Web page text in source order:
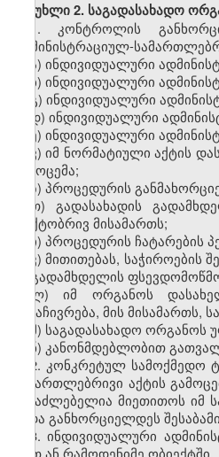
მუხლი2. საგადასახადო
1. კონტროლის
ადმინისტრაციულ-
ა) ინდივიდუალური
ბ) ინდივიდუალური
გ) ინდივიდუალური
დ) ინდივიდუალური
ე) ინდივიდუალური
ვ)იმ ნორმატიული აქტის
გამოცემა;
ზ) პროცედურის
თ) გადასახადის
ფაქტობრივ მისამართს;
ი) პროცედურის ჩატარების
კ)მითითებას, საჭიროების
გადამხდელის
ლ)იმ ორგანოს
გასაჩივრება, მის მისამართს,
მ) საგადასახადო ორგანოს
ნ) კანონმდებლობით
2. კონკრეტულ სამოქმედო
სამართლებრივი აქტის
შესაძლებელია მიეთითოს იმ
უნდა განხორციელდეს
3.ინდივიდუალური
ერთან რამოდენიმე ობიექტში.